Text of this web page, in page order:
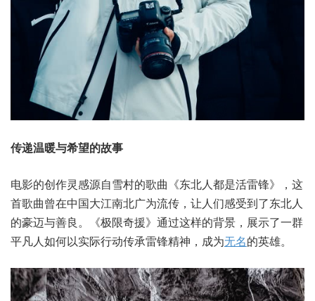
传递温暖与希望的故事
电影的创作灵感源自雪村的歌曲《东北人都是活雷锋》，这
首歌曲曾在中国大江南北广为流传，让人们感受到了东北人
的豪迈与善良。《极限奇援》通过这样的背景，展示了一群
平凡人如何以实际行动传承雷锋精神，成为无名的英雄。